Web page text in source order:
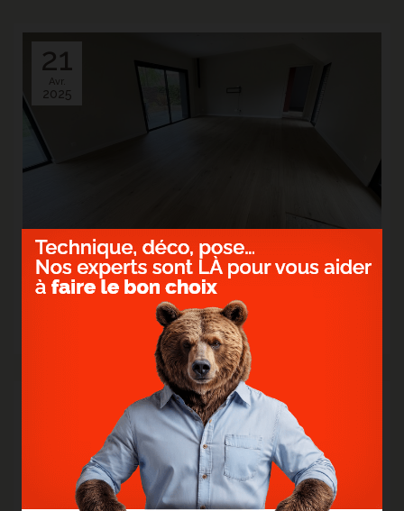
21
Avr.
2025
> CONTRECOLLÉ CHÊNE AUTHENTIC ANIMOSO -
ENNEVELIN
Redonner vie à un intérieur tout en respectant l'harmonie existante.